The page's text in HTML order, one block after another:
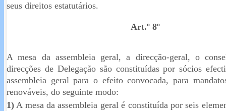
seus direitos estatutários.
Art.º 8º
A mesa da assembleia geral, a direcção-geral, o
direcções de Delegação são constituídas por sócios
assembleia geral para o efeito convocada, para
renováveis, do seguinte modo:
1) A mesa da assembleia geral é constituída por seis